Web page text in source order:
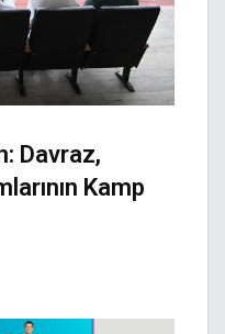
Davraz,
Kamp